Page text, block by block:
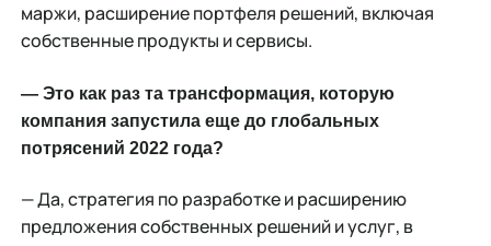
маржи, расширение портфеля решений, включая
собственные продукты и сервисы.
— Это как раз та трансформация, которую
компания запустила еще до глобальных
потрясений 2022 года?
— Да, стратегия по разработке и расширению
предложения собственных решений и услуг, в